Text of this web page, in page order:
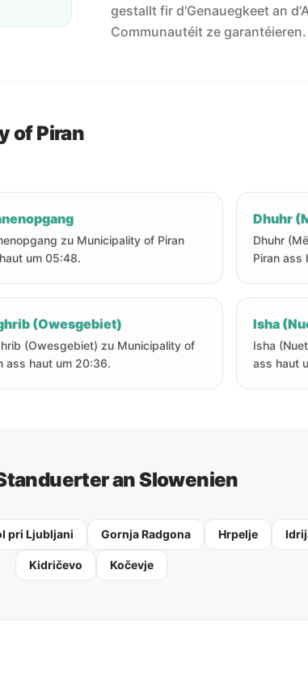
gestallt fir d'Genauegkeet an
Communautéit ze garantéieren.
of Piran
zu Municipality of Piran
um 05:48.
Dhuhr
Dhuhr
Piran ass
(Owesgebiet)
(Owesgebiet) zu Municipality of
ass haut um 20:36.
Isha
Isha
ass haut
an Slowenien
pri Ljubljani Gornja Radgona Hrpelje
Kidričevo Kočevje